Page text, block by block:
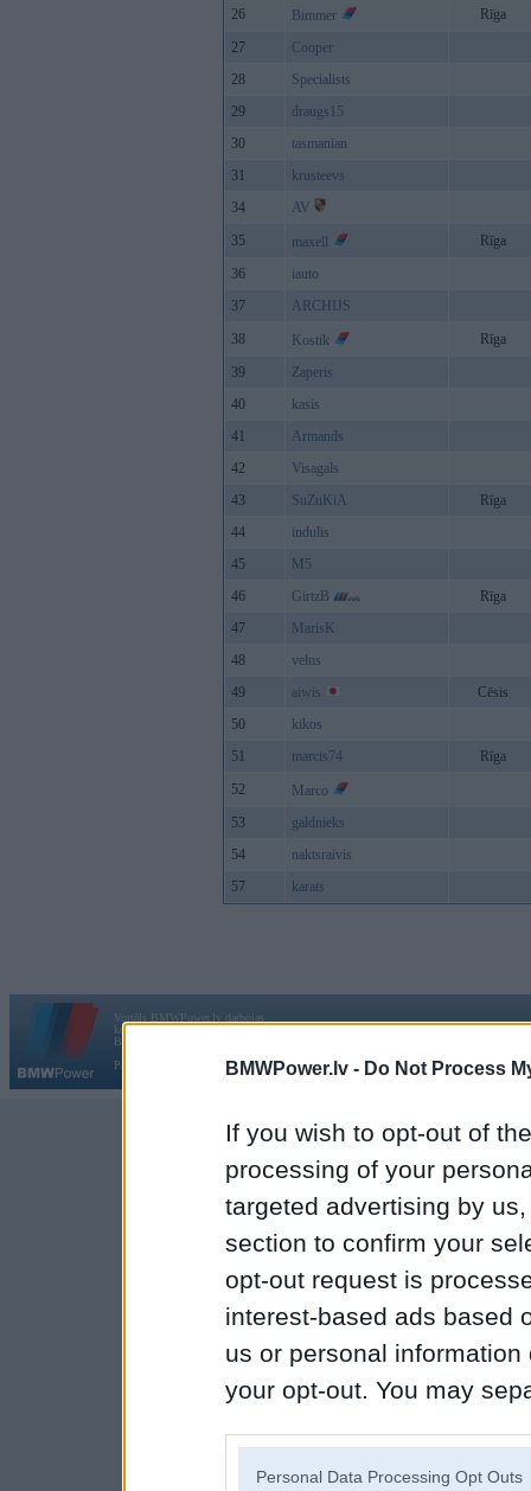
BMWPower.lv - Do Not Process
If you wish to opt-out of
processing of your
targeted advertising by
section to confirm your
opt-out request is
interest-based ads based
us or personal
your opt-out. You may
Personal Data Processing Opt Outs
26
Bimmer
Rīga
27
Cooper
28
Specialists
29
draugs15
30
tasmanian
31
krusteevs
34
AV
35
maxell
Rīga
36
iauto
37
ARCHIJS
38
Kostik
Rīga
39
Zaperis
40
kasis
41
Armands
42
Visagals
43
SuZuKiA
Rīga
44
indulis
45
M5
46
GirtzB
Rīga
47
MarisK
48
velns
49
aiwis
Cēsis
50
kikos
51
marcis74
Rīga
52
Marco
53
galdnieks
54
naktsraivis
57
karats
Vortāls BMWPower.lv darbojas
kopš 2002. gada 14. maija. Tas nav auto klubs un nav saistīts ar
BMW AG.
Par BMWPower
Kontakti|Reklāma